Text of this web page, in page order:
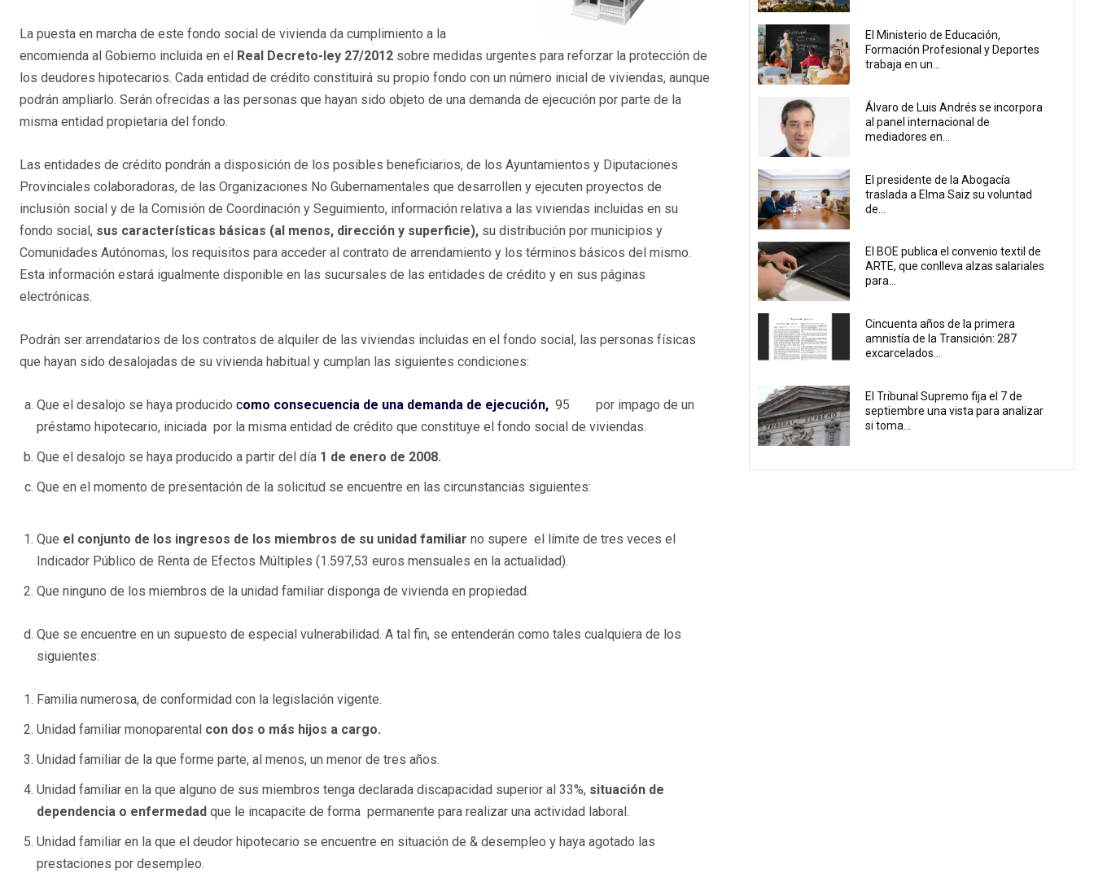
La puesta en marcha de este fondo social de vivienda da cumplimiento a la
encomienda al Gobierno incluida en el
Real Decreto-ley 27/2012 sobre medidas urgentes para reforzar la protección de
los deudores hipotecarios. Cada entidad de crédito constituirá su propio fondo con un número inicial de viviendas, aunque
podrán ampliarlo. Serán ofrecidas a las personas que hayan sido objeto de una demanda de ejecución por parte de la
misma entidad propietaria del fondo.
Las entidades de crédito pondrán a disposición de los posibles beneficiarios, de los Ayuntamientos y Diputaciones
Provinciales colaboradoras, de las Organizaciones No Gubernamentales que desarrollen y ejecuten proyectos de
inclusión social y de la Comisión de Coordinación y Seguimiento, información relativa a las viviendas incluidas en su
fondo social, sus características básicas (al menos, dirección y superficie), su distribución por municipios y
Comunidades Autónomas, los requisitos para acceder al contrato de arrendamiento y los términos básicos del mismo.
Esta información estará igualmente disponible en las sucursales de las entidades de crédito y en sus páginas
electrónicas.
Podrán ser arrendatarios de los contratos de alquiler de las viviendas incluidas en el fondo social, las personas físicas
que hayan sido desalojadas de su vivienda habitual y cumplan las siguientes condiciones:
Que el desalojo se haya producido como consecuencia de una demanda de ejecución, 95
por impago de un
préstamo hipotecario, iniciada por la misma entidad de crédito que constituye el fondo social de viviendas.
Que el desalojo se haya producido a partir del día 1 de enero de 2008.
Que en el momento de presentación de la solicitud se encuentre en las circunstancias siguientes:
Que el conjunto de los ingresos de los miembros de su unidad familiar no supere el límite de tres veces el
Indicador Público de Renta de Efectos Múltiples (1.597,53 euros mensuales en la actualidad).
Que ninguno de los miembros de la unidad familiar disponga de vivienda en propiedad.
Que se encuentre en un supuesto de especial vulnerabilidad. A tal fin, se entenderán como tales cualquiera de los
siguientes:
Familia numerosa, de conformidad con la legislación vigente.
Unidad familiar monoparental con dos o más hijos a cargo.
Unidad familiar de la que forme parte, al menos, un menor de tres años.
Unidad familiar en la que alguno de sus miembros tenga declarada discapacidad superior al 33%, situación de
dependencia o enfermedad que le incapacite de forma permanente para realizar una actividad laboral.
Unidad familiar en la que el deudor hipotecario se encuentre en situación de & desempleo y haya agotado las
prestaciones por desempleo.
El Ministerio de Educación,
Formación Profesional y Deportes
trabaja en un...
Álvaro de Luis Andrés se incorpora
al panel internacional de
mediadores en...
El presidente de la Abogacía
traslada a Elma Saiz su voluntad
de...
El BOE publica el convenio textil de
ARTE, que conlleva alzas salariales
para...
Cincuenta años de la primera
amnistía de la Transición: 287
excarcelados...
El Tribunal Supremo fija el 7 de
septiembre una vista para analizar
si toma...